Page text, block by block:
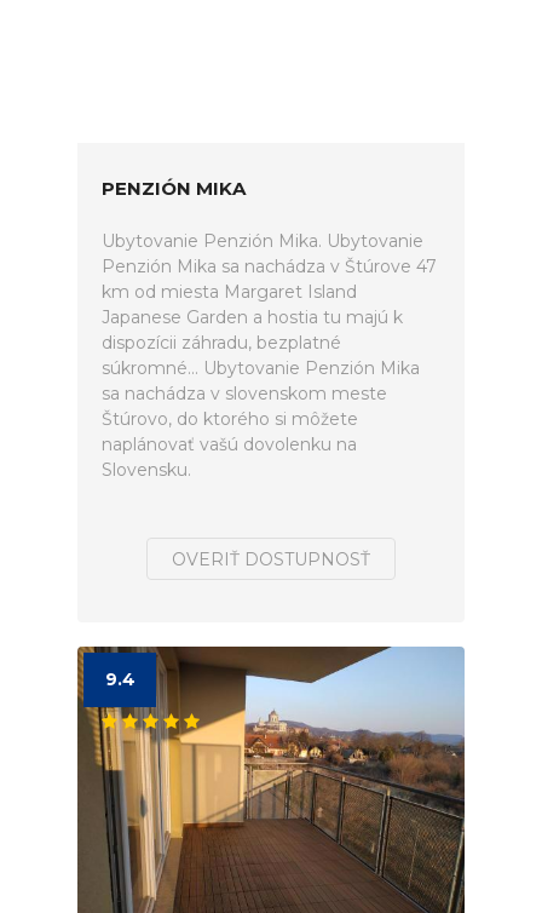
PENZIÓN MIKA
Ubytovanie Penzión Mika. Ubytovanie
Penzión Mika sa nachádza v Štúrove 47
km od miesta Margaret Island
Japanese Garden a hostia tu majú k
dispozícii záhradu, bezplatné
súkromné... Ubytovanie Penzión Mika
sa nachádza v slovenskom meste
Štúrovo, do ktorého si môžete
naplánovať vašú dovolenku na
Slovensku.
OVERIŤ DOSTUPNOSŤ
9.4